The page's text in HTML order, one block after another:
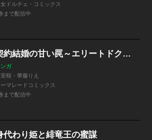
女ドルチェ・コミックス
まで配信中
契約結婚の甘い罠～エリートドクターと恋する蜜月～
ンガ
桜・華藤りえ
ーマレードコミックス
まで配信中
代わり姫と緋竜王の蜜謀